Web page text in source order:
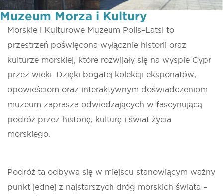
Muzeum Morza i Kultury
Morskie i Kulturowe Muzeum Polis–Latsi to
przestrzeń poświęcona wyłącznie historii oraz
kulturze morskiej, które rozwijały się na wyspie Cypr
przez wieki. Dzięki bogatej kolekcji eksponatów,
opowieściom oraz interaktywnym doświadczeniom
muzeum zaprasza odwiedzających w fascynującą
podróż przez historię, kulturę i świat życia
morskiego.
Podróż ta odbywa się w miejscu stanowiącym ważny
punkt jednej z najstarszych dróg morskich świata –